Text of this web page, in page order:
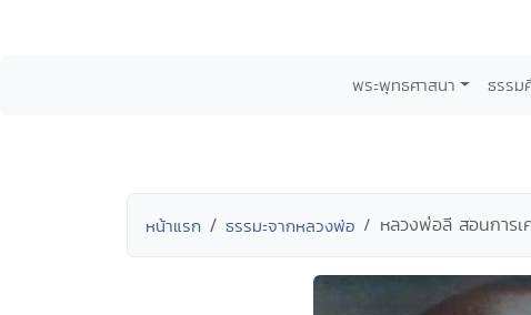
พระพุทธศาสนา ธรรม
หน้าแรก ธรรมะจากหลวงพ่อ หลวงพ่อลี สอนการ